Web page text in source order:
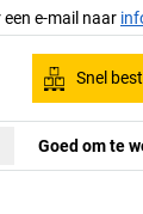
e-mail naar
Snel
Goed om te